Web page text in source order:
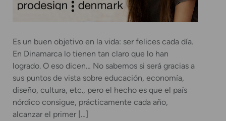
Es un buen objetivo en la vida: ser felices cada día.
En Dinamarca lo tienen tan claro que lo han
logrado. O eso dicen… No sabemos si será gracias a
sus puntos de vista sobre educación, economía,
diseño, cultura, etc., pero el hecho es que el país
nórdico consigue, prácticamente cada año,
alcanzar el primer […]